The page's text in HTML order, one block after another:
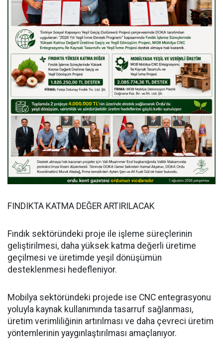
FINDIKTA KATMA DEĞER ARTIRILACAK
Fındık sektöründeki proje ile işleme süreçlerinin
geliştirilmesi, daha yüksek katma değerli üretime
geçilmesi ve üretimde yeşil dönüşümün
desteklenmesi hedefleniyor.
Mobilya sektöründeki projede ise CNC entegrasyonu
yoluyla kaynak kullanımında tasarruf sağlanması,
üretim verimliliğinin artırılması ve daha çevreci üretim
yöntemlerinin yaygınlaştırılması amaçlanıyor.